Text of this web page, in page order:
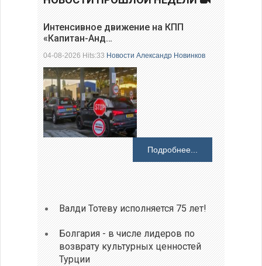
Интенсивное движение на КПП
«Капитан-Анд…
04-08-2026 Hits:33Новости Александр Новинков
Подробнее...
Валди Тотеву исполняется 75 лет!
Болгария - в числе лидеров по
возврату культурных ценностей
Турции